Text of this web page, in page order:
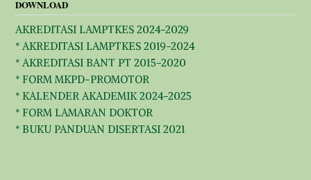
DOWNLOAD
AKREDITASI LAMPTKES 2024-2029
* AKREDITASI LAMPTKES 2019-2024
* AKREDITASI BANT PT 2015-2020
* FORM MKPD-PROMOTOR
* KALENDER AKADEMIK 2024-2025
* FORM LAMARAN DOKTOR
* BUKU PANDUAN DISERTASI 2021